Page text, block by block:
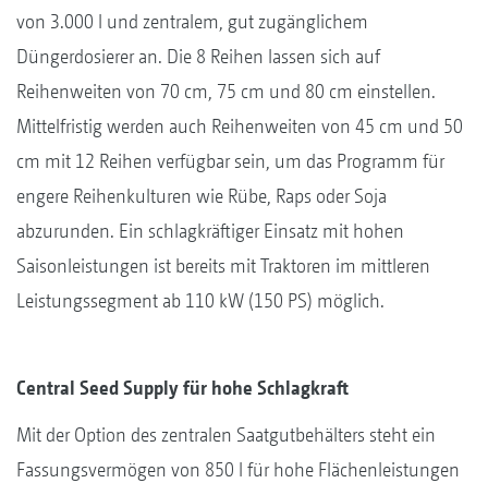
von 3.000 l und zentralem, gut zugänglichem
Düngerdosierer an. Die 8 Reihen lassen sich auf
Reihenweiten von 70 cm, 75 cm und 80 cm einstellen.
Mittelfristig werden auch Reihenweiten von 45 cm und 50
cm mit 12 Reihen verfügbar sein, um das Programm für
engere Reihenkulturen wie Rübe, Raps oder Soja
abzurunden. Ein schlagkräftiger Einsatz mit hohen
Saisonleistungen ist bereits mit Traktoren im mittleren
Leistungssegment ab 110 kW (150 PS) möglich.
Central Seed Supply für hohe Schlagkraft
Mit der Option des zentralen Saatgutbehälters steht ein
Fassungsvermögen von 850 l für hohe Flächenleistungen